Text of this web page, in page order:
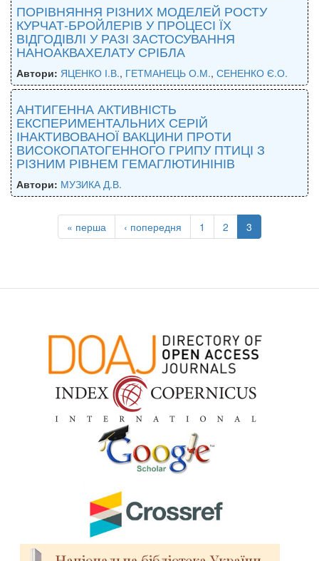
ПОРІВНЯННЯ РІЗНИХ МОДЕЛЕЙ РОСТУ
КУРЧАТ-БРОЙЛЕРІВ У ПРОЦЕСІ ЇХ
ВІДГОДІВЛІ У РАЗІ ЗАСТОСУВАННЯ
НАНОАКВАХЕЛАТУ СРІБЛА
Автори: ЯЦЕНКО І.В., ГЕТМАНЕЦЬ О.М., СЕНЕНКО Є.О.
АНТИГЕННА АКТИВНІСТЬ
ЕКСПЕРИМЕНТАЛЬНИХ СЕРІЙ
ІНАКТИВОВАНОЇ ВАКЦИНИ ПРОТИ
ВИСОКОПАТОГЕННОГО ГРИПУ ПТИЦІ З
РІЗНИМ РІВНЕМ ГЕМАГЛЮТИНІНІВ
Автори: МУЗИКА Д.В.
« перша ‹ попередня 1 2 3